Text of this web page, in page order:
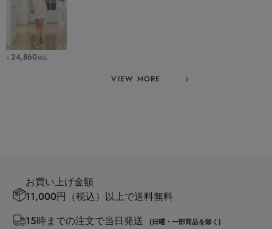
￥ 24,860税込
VIEW MORE
お買い上げ金額
11,000円（税込）以上で送料無料
15時までの注文で当日発送
(日曜・一部商品を除く)